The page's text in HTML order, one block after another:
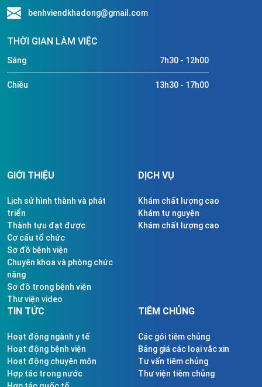
benhviendkhadong@gmail.com
THỜI GIAN LÀM VIỆC
Sáng 7h30 - 12h00
Chiều 13h30 - 17h00
GIỚI THIỆU
Lịch sử hình thành và phát
triển
Thành tựu đạt được
Cơ cấu tổ chức
Sơ đồ bệnh viện
Chuyên khoa và phòng chức
năng
Sơ đồ trong bệnh viện
Thư viện video
DỊCH VỤ
Khám chất lượng cao
Khám tự nguyện
Khám chất lượng cao
TIN TỨC
Hoạt động ngành y tế
Hoạt động bệnh viện
Hoạt động chuyên môn
Hợp tác trong nước
TIÊM CHỦNG
Các gói tiêm chủng
Bảng giá các loại vắc xin
Tư vấn tiêm chủng
Thư viện tiêm chủng